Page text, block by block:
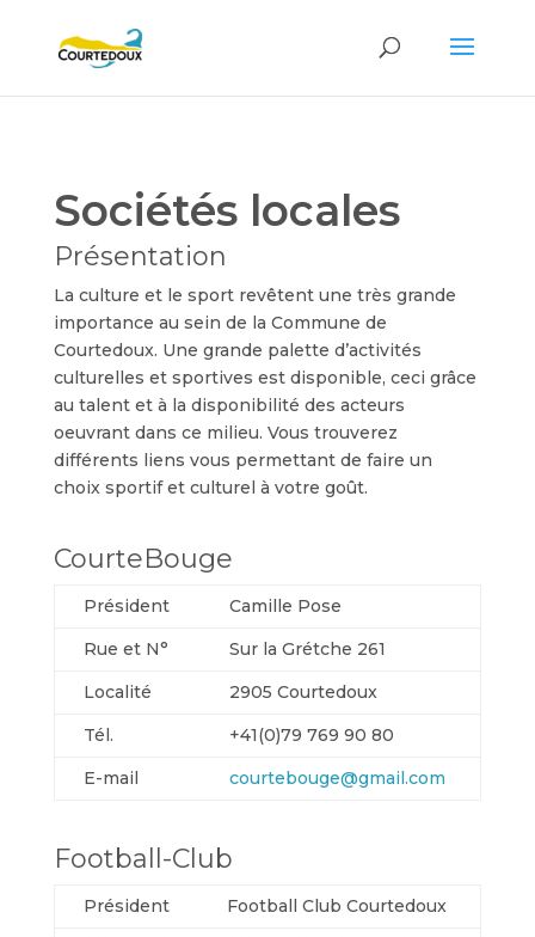
Sociétés locales
Présentation
La culture et le sport revêtent une très grande
importance au sein de la Commune de
Courtedoux. Une grande palette d’activités
culturelles et sportives est disponible, ceci grâce
au talent et à la disponibilité des acteurs
oeuvrant dans ce milieu. Vous trouverez
différents liens vous permettant de faire un
choix sportif et culturel à votre goût.
CourteBouge
Président
Camille Pose
Rue et N°
Sur la Grétche 261
Localité
2905 Courtedoux
Tél.
+41(0)79 769 90 80
E-mail
courtebouge@gmail.com
Football-Club
Président
Football Club Courtedoux